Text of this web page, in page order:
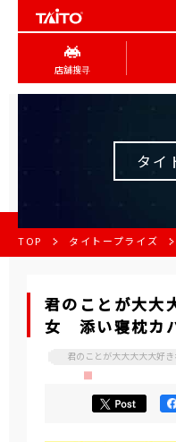
店舖搜寻
タイ
TOP タイトープライズ
君のことが大大
女 添い寝枕カ
君のことが大大大大大好